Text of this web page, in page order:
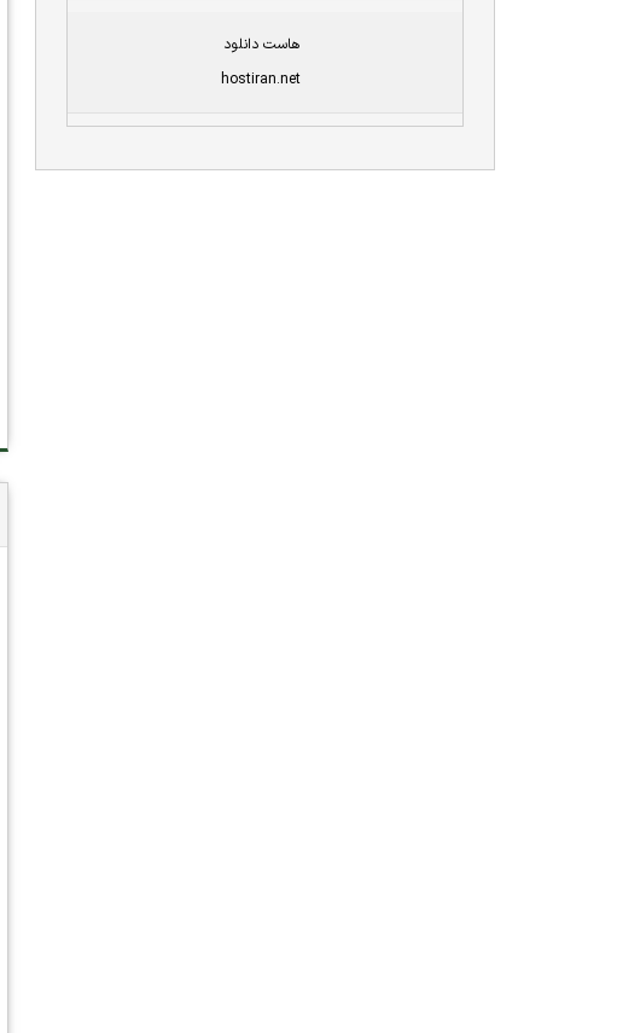
هاست دانلود
hostiran.net